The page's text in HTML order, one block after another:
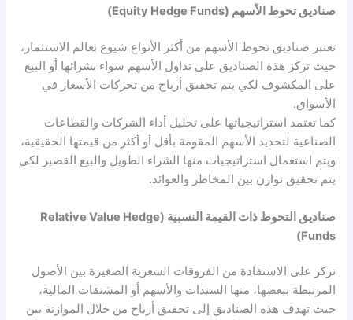
صناديق تحوط الأسهم (Equity Hedge Funds)
تعتبر صناديق تحوط الأسهم من أكثر الأنواع شيوع بعالم الاستثمار،
حيث تركز هذه الصناديق على تداول الأسهم سواء بشرائها أو البيع
على المكشوف لكي يتم تحقيق أرباح من تحركات الأسعار في
الأسواق.
كما تعتمد استراتيجياتها على تحليل أداء الشركات والقطاعات
الصناعية لتحديد الأسهم المقومة بأقل أو أكثر من قيمتها الحقيقية،
ويتم استعمال استراتيجيات منها الشراء الطويل والبيع القصير لكي
يتم تحقيق توازن بين المخاطر والعوائد.
صناديق التحوط ذات القيمة النسبية (Relative Value Hedge
Funds)
تركز على الاستفادة من الفروقات السعرية الصغيرة بين الأصول
المرتبطة ببعضها، منها السندات والأسهم أو المشتقات المالية،
حيث تهدف هذه الصناديق إلى تحقيق أرباح من خلال الموازنة بين